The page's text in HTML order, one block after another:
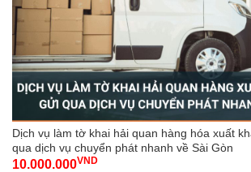
Dịch vụ làm tờ khai hải quan hàng hóa xuất
qua dịch vụ chuyển phát nhanh về Sài Gòn
10.000.000VND